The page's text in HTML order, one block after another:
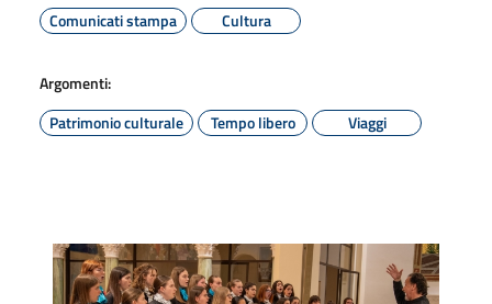
Comunicati stampa
Cultura
Argomenti:
Patrimonio culturale
Tempo libero Viaggi